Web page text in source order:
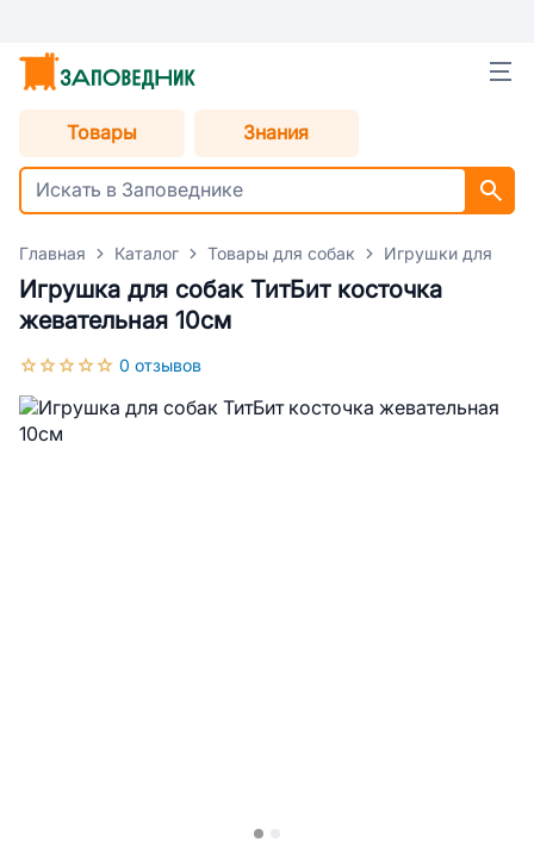
Товары Знания
Главная Каталог Товары для собак Игрушки для
Игрушка для собак ТитБит косточка
жевательная 10см
0 отзывов